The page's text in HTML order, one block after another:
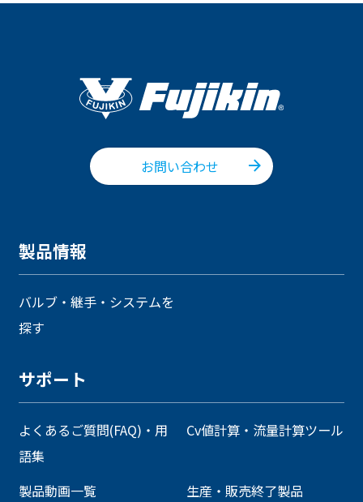
お問い合わせ
製品情報
バルブ・継手・システムを
探す
サポート
よくあるご質問(FAQ)・用
語集
Cv値計算・流量計算ツール
製品動画一覧
生産・販売終了製品